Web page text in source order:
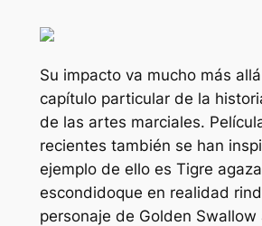
Su impacto va mucho más
capítulo particular de la
de las artes marciales.
recientes también se han
ejemplo de ello es Tigre
escondidoque en realidad
personaje de Golden Swallow